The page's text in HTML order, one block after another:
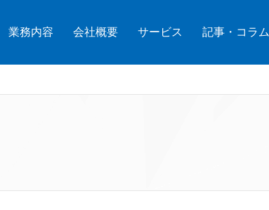
業務内容 会社概要 サービス 記事・コラム